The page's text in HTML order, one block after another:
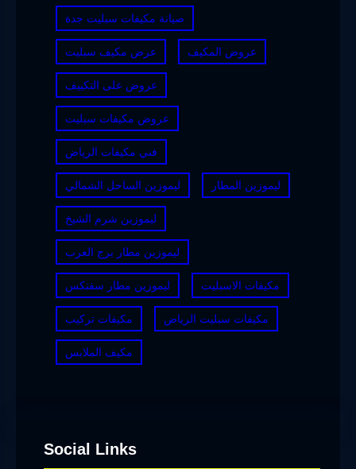
صيانة مكيفات سبليت جدة
عرض مكيف سبليت عروض المكيف
عروض على التكييف
عروض مكيفات سبليت
فني مكيفات الرياض
ليموزين الساحل الشمالي ليموزين المطار
ليموزين شرم الشيخ
ليموزين مطار برج العرب
ليموزين مطار سفنكس مكيفات الاسبليت
مكيفات تركيب مكيفات سبليت الرياض
مكيف الملابس
Social Links